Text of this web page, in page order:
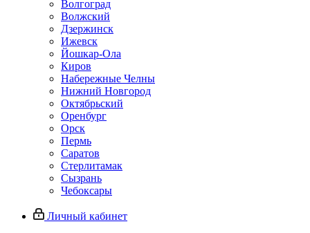
Волгоград
Волжский
Дзержинск
Ижевск
Йошкар-Ола
Киров
Набережные Челны
Нижний Новгород
Октябрьский
Оренбург
Орск
Пермь
Саратов
Стерлитамак
Сызрань
Чебоксары
Личный кабинет